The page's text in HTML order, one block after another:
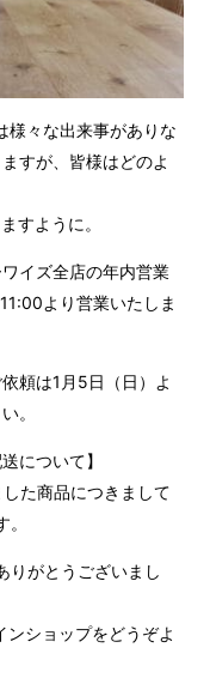
様々な出来事がありな
すが、皆様はどのよ
すように。
イズ全店の年内営業
より営業いたしま
頼は1月5日（日）よ
。
について】
た商品につきまして
りがとうございまし
ショップをどうぞよ